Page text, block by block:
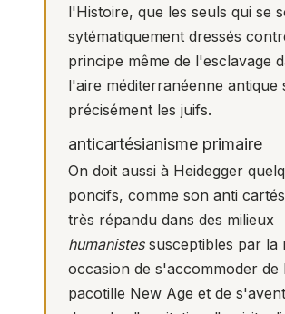
l'Histoire, que les seuls qui se
sytématiquement dressés
principe même de l'esclavage
l'aire méditerranéenne antique
précisément les juifs.
anticartésianisme primaire
On doit aussi à Heidegger
poncifs, comme son anti
très répandu dans des milieux
humanistessusceptibles par la
occasion de s'accommoder de
pacotille New Age et de